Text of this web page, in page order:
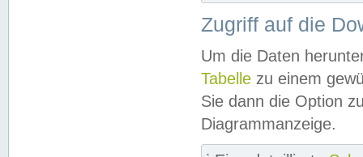
Zugriff auf die
Um die Daten
Tabelle zu einem
Sie dann die Option
Diagrammanzeige.